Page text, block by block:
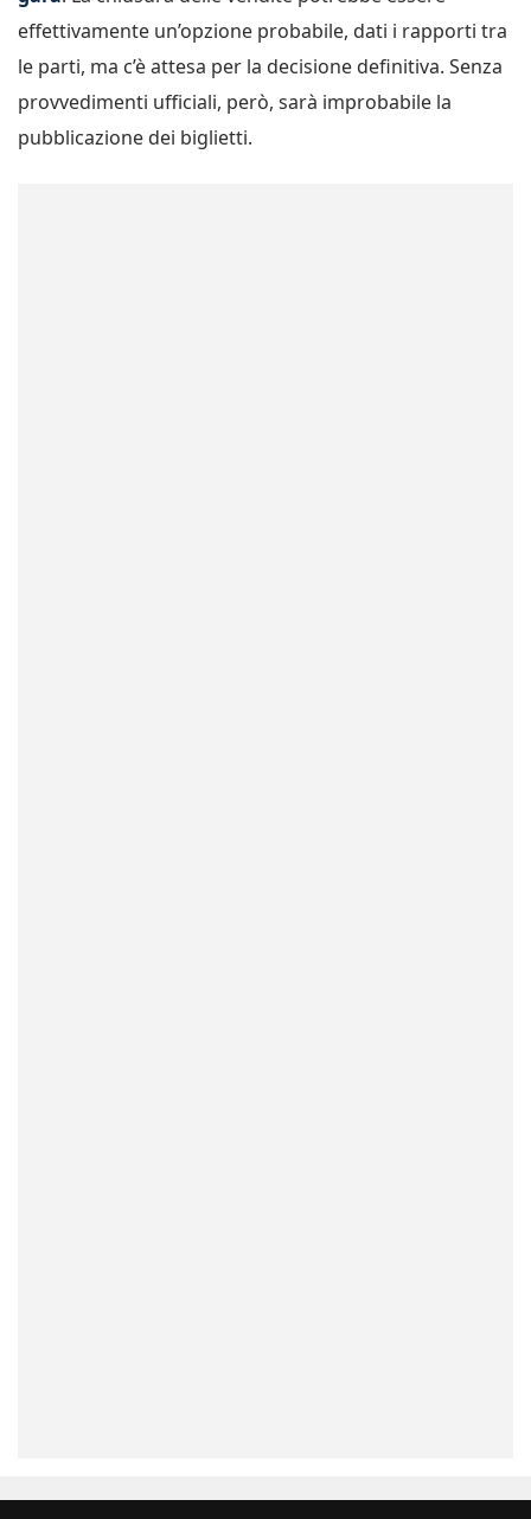
effettivamente un’opzione probabile, dati i rapporti tra
le parti, ma c’è attesa per la decisione definitiva. Senza
provvedimenti ufficiali, però, sarà improbabile la
pubblicazione dei biglietti.